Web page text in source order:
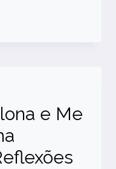
e Me